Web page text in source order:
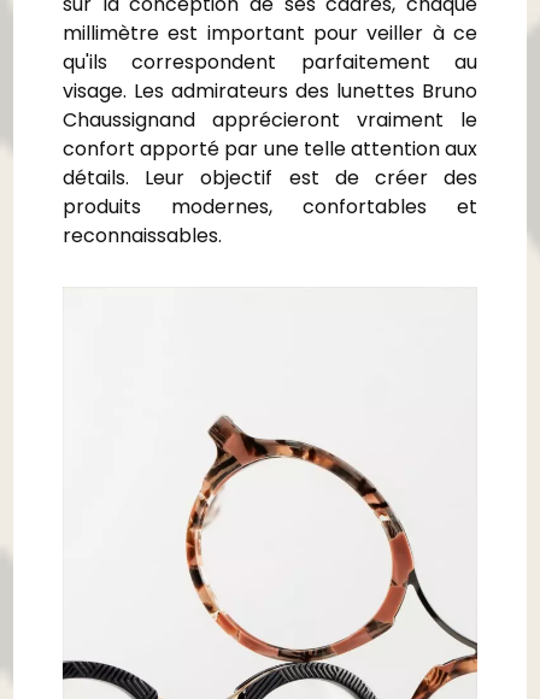
millimètre est important pour veiller à ce
qu'ils correspondent parfaitement au
visage. Les admirateurs des lunettes Bruno
Chaussignand apprécieront vraiment le
confort apporté par une telle attention aux
détails. Leur objectif est de créer des
produits modernes, confortables et
reconnaissables.